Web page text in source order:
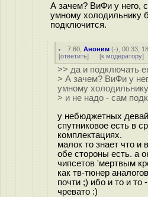
А зачем? ВиФи у него,
умному холодильнику
подключится.
7.60 ,Аноним (-), 00:33,
[ответить] [к модератору]
>> да и подключать
> А зачем? ВиФи у
умному
> и не надо - сам
у небюджетных
спутниковое есть в
комплектациях.
малок то знает что и
обе стороны есть. а
чипсетов 'мертвым
как тв-тюнер
почти ;) ибо и то и то
чревато :)